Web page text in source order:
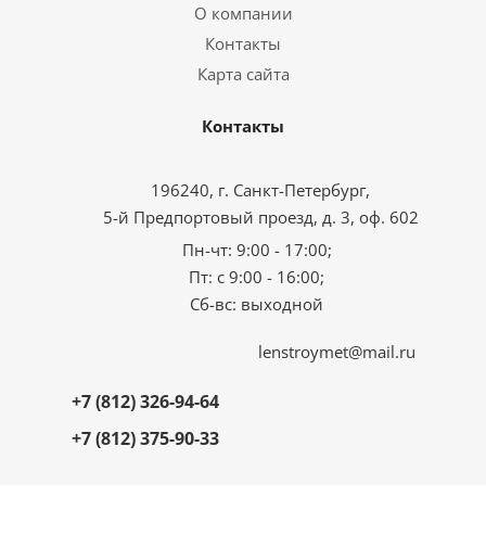
О компании
Контакты
Карта сайта
Контакты
196240, г. Санкт-Петербург,
5-й Предпортовый проезд, д. 3, оф. 602
Пн-чт: 9:00 - 17:00;
Пт: с 9:00 - 16:00;
Сб-вс: выходной
+7 (812) 326-94-64
+7 (812) 375-90-33
lenstroymet@mail.ru